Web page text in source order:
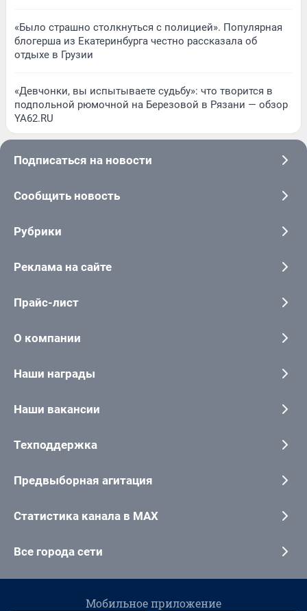
«Было страшно столкнуться с полицией». Популярная
блогерша из Екатеринбурга честно рассказала об
отдыхе в Грузии
«Девчонки, вы испытываете судьбу»: что творится в
подпольной рюмочной на Березовой в Рязани — обзор
YA62.RU
Подписаться на новости
Сообщить новость
Рубрики
Реклама на сайте
Прайс-лист
О компании
Наши награды
Наши вакансии
Техподдержка
Предвыборная агитация
Статистика канала в MAX
Все города сети
Мобильное приложение